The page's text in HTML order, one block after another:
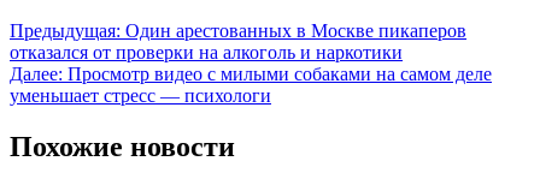
Предыдущая: Один арестованных в Москве пикаперов
отказался от проверки на алкоголь и наркотики
Далее: Просмотр видео с милыми собаками на самом деле
уменьшает стресс — психологи
Похожие новости